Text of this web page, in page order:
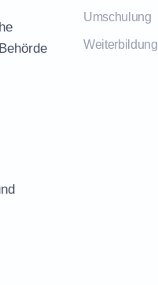
Umschulung
Weiterbildung